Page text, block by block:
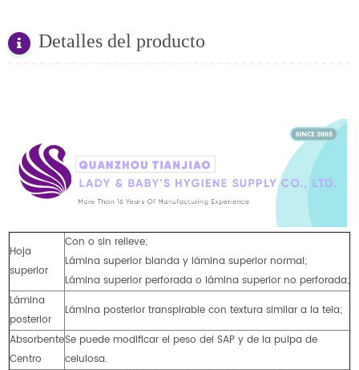
Detalles del producto
Hoja
superior
Con o sin relieve;
Lámina superior blanda y lámina superior normal;
Lámina superior perforada o lámina superior no perforada;
Lámina
posterior
Lámina posterior transpirable con textura similar a la tela;
Absorbente
Centro
Se puede modificar el peso del SAP y de la pulpa de
celulosa.